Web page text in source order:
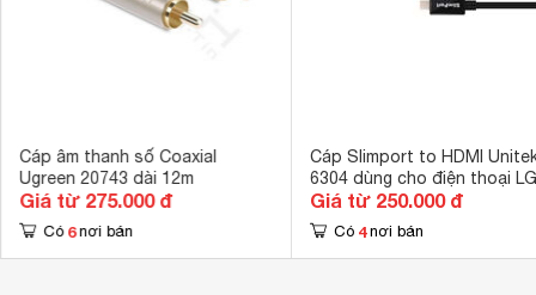
Cáp âm thanh số Coaxial
Ugreen 20743 dài 12m
Giá từ 275.000 đ
Có 6 nơi bán
Cáp Slimport to HDMI
6304 dùng cho điện thoại LG
Nexus 4, 5, 7, G Pro, G2, G
Asus Fonepad, HP
Giá từ 250.000 đ
Có 4 nơi bán